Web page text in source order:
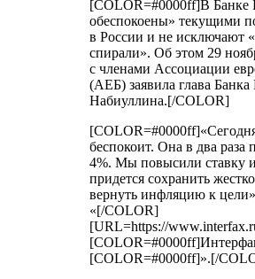
[COLOR=#0000ff]В Банке
обеспокоены» текущими
в России и не исключают
спирали». Об этом 29
с членами Ассоциации
(АЕБ) заявила глава
Набиуллина.[/COLOR]
беспокоит. Она в два раза
4%. Мы повысили ставку
придется сохранить
вернуть инфляцию к
«[/COLOR]
[URL=https://
[COLOR=#0000ff]».[/